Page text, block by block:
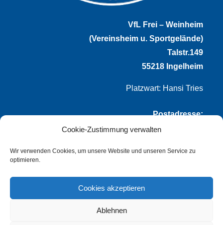
Cookie-Zustimmung verwalten
Wir verwenden Cookies, um unsere Website und unseren Service zu
optimieren.
Cookies akzeptieren
Ablehnen
VfL Frei – Weinheim
(Vereinsheim u. Sportgelände)
Talstr.149
55218 Ingelheim
Platzwart: Hansi Tries
Postadresse:
VfL Frei-Weinheim 1921 e.V.
Thomas Winternheimer
Talstr. 149
55218 Ingelheim